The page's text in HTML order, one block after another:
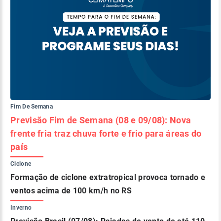
Fim De Semana
Previsão Fim de Semana (08 e 09/08): Nova
frente fria traz chuva forte e frio para áreas do
país
Ciclone
Formação de ciclone extratropical provoca tornado e
ventos acima de 100 km/h no RS
Inverno